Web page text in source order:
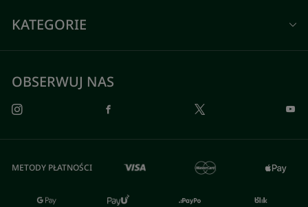
KATEGORIE
OBSERWUJ NAS
METODY PŁATNOŚCI